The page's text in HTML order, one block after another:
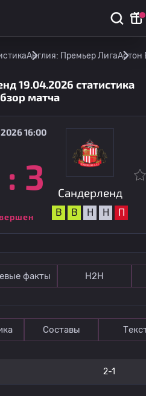
Англия: Премьер ЛигаАстон
19.04.2026 статистика
матча
16:00
: 3 Сандерленд
В В Н Н П
факты Н2Н
Составы
2-1